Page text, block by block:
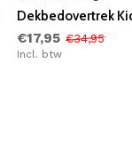
Dekbedovertrek
€17,95 €34,95
Incl. btw